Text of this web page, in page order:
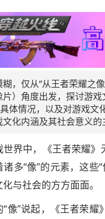
，仅从“从王者荣耀之
片）角度出发，探讨游
具体情况，以及对游戏
化内涵及其社会意义的
世界中，《王者荣耀
多“像”的元素，这
与社会的方方面面。
“像”说起，《王者荣